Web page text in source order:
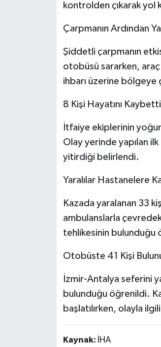
kontrolden çıkarak yol
Çarpmanın Ardından
Şiddetli çarpmanın
otobüsü sararken,
ihbarı üzerine bölgeye
8 Kişi Hayatını Kaybetti
İtfaiye ekiplerinin
Olay yerinde yapılan
yitirdiği belirlendi.
Yaralılar Hastanelere
Kazada yaralanan 33
ambulanslarla
tehlikesinin bulunduğu
Otobüste 41 Kişi
İzmir-Antalya seferini
bulunduğu öğrenildi.
başlatılırken, olayla
Kaynak: İHA